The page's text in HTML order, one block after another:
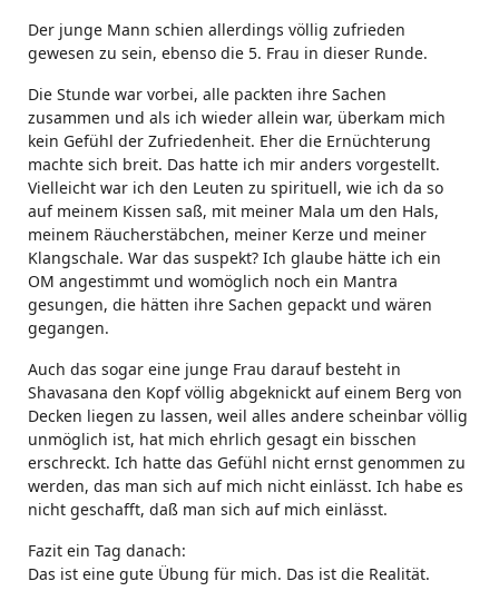
Der junge Mann schien allerdings völlig zufrieden
gewesen zu sein, ebenso die 5. Frau in dieser Runde.
Die Stunde war vorbei, alle packten ihre Sachen
zusammen und als ich wieder allein war, überkam mich
kein Gefühl der Zufriedenheit. Eher die Ernüchterung
machte sich breit. Das hatte ich mir anders vorgestellt.
Vielleicht war ich den Leuten zu spirituell, wie ich da so
auf meinem Kissen saß, mit meiner Mala um den Hals,
meinem Räucherstäbchen, meiner Kerze und meiner
Klangschale. War das suspekt? Ich glaube hätte ich ein
OM angestimmt und womöglich noch ein Mantra
gesungen, die hätten ihre Sachen gepackt und wären
gegangen.
Auch das sogar eine junge Frau darauf besteht in
Shavasana den Kopf völlig abgeknickt auf einem Berg von
Decken liegen zu lassen, weil alles andere scheinbar völlig
unmöglich ist, hat mich ehrlich gesagt ein bisschen
erschreckt. Ich hatte das Gefühl nicht ernst genommen zu
werden, das man sich auf mich nicht einlässt. Ich habe es
nicht geschafft, daß man sich auf mich einlässt.
Fazit ein Tag danach:
Das ist eine gute Übung für mich. Das ist die Realität.